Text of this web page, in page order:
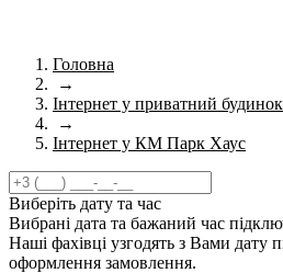
Головна
→
Інтернет у приватний будинок
→
Інтернет у КМ Парк Хаус
Виберіть дату та час
Вибрані дата та бажаний час
Наші фахівці узгодять з Вами дату
оформлення замовлення.